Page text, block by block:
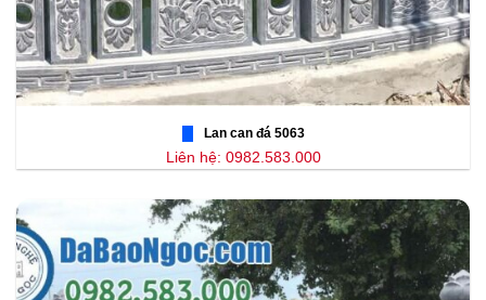
Lan can đá 5063
Liên hệ: 0982.583.000